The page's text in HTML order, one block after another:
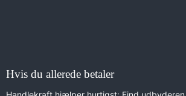
Hvis du allerede betaler